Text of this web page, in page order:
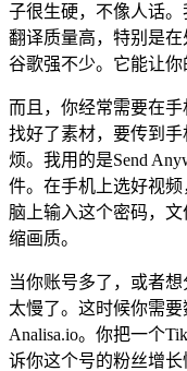
子很生硬，不像人话。
翻译质量高，特别是
谷歌强不少。它能让你
而且，你经常需要在
找好了素材，要传到
烦。我用的是Send
件。在手机上选好视
脑上输入这个密码，
缩画质。
当你账号多了，或者
太慢了。这时候你需
Analisa.io。你把一个
诉你这个号的粉丝增